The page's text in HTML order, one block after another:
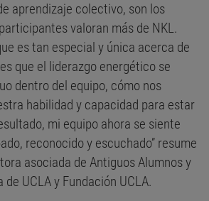
aprendizaje colectivo, son los
valoran más de NKL.
es tan especial y única acerca de
que el liderazgo energético se
dentro del equipo, cómo nos
habilidad y capacidad para estar
mi equipo ahora se siente
reconocido y escuchado” resume
asociada de Antiguos Alumnos y
UCLA y Fundación UCLA.